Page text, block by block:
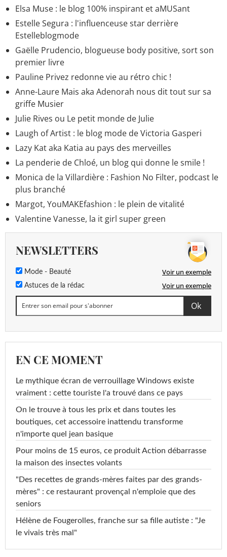
Elsa Muse : le blog 100% inspirant et aMUSant
Estelle Segura : l'influenceuse star derrière
Estelleblogmode
Gaëlle Prudencio, blogueuse body positive, sort son
premier livre
Pauline Privez redonne vie au rétro chic !
Anne-Laure Mais aka Adenorah nous dit tout sur sa
griffe Musier
Julie Rives ou Le petit monde de Julie
Laugh of Artist : le blog mode de Victoria Gasperi
Lazy Kat aka Katia au pays des merveilles
La penderie de Chloé, un blog qui donne le smile !
Monica de la Villardière : Fashion No Filter, podcast le
plus branché
Margot, YouMAKEfashion : le plein de vitalité
Valentine Vanesse, la it girl super green
NEWSLETTERS
Mode - Beauté Voir un exemple
Astuces de la rédac Voir un exemple
EN CE MOMENT
Le mythique écran de verrouillage Windows existe
vraiment : cette touriste l'a trouvé dans ce pays
On le trouve à tous les prix et dans toutes les
boutiques, cet accessoire inattendu transforme
n'importe quel jean basique
Pour moins de 15 euros, ce produit Action débarrasse
la maison des insectes volants
"Des recettes de grands-mères faites par des grands-
mères" : ce restaurant provençal n'emploie que des
seniors
Hélène de Fougerolles, franche sur sa fille autiste : "Je
le vivais très mal"